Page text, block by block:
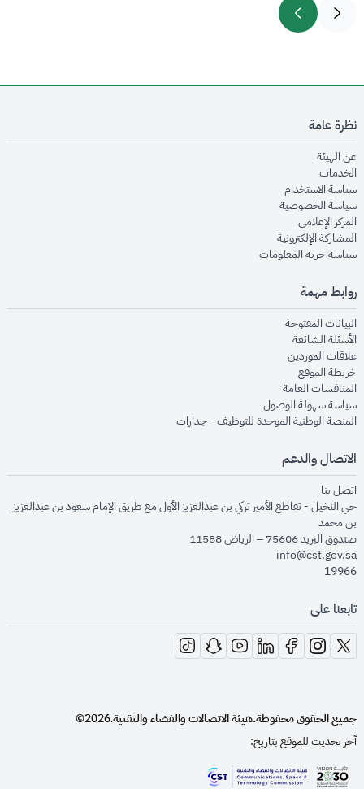
نظرة عامة
عن الهيئةopens in new window
الخدماتopens in new window
سياسة الاستخدام
سياسة الخصوصيةopens in new window
المركز الإعلاميopens in new window
المشاركة الإلكترونيةopens in new window
سياسة حرية المعلوماتopens in new window
روابط مهمة
البيانات المفتوحةopens in new window
الأسئلة الشائعةopens in new window
علاقات الموردينopens in new window
خريطة الموقعopens in new window
المنافسات العامةopens in new window
سياسة سهولة الوصولopens in new window
المنصة الوطنية الموحدة للتوظيف - جداراتopens in new window
الاتصال والدعم
اتصل بنا
حي النخيل - تقاطع الأمير تركي بن عبدالعزيز الأول مع طريق الإمام سعود بن عبدالعزيز
بن محمد
صندوق البريد 75606 – الرياض 11588
info@cst.gov.sa
19966
تابعنا على
opens in new window
opens in new window
opens in new window
opens in new window
opens in new window
opens in new window
opens in new window
جميع الحقوق محفوظة.هيئة الاتصالات والفضاء والتقنية.
2026©
آخر تحديث للموقع بتاريخ: